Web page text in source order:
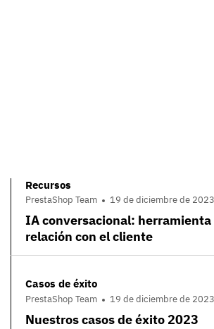
Recursos
PrestaShop Team 19 de diciembre de 2023
IA conversacional:
relación con el cliente
Casos de éxito
PrestaShop Team 19 de diciembre de 2023
Nuestros casos de éxito 2023